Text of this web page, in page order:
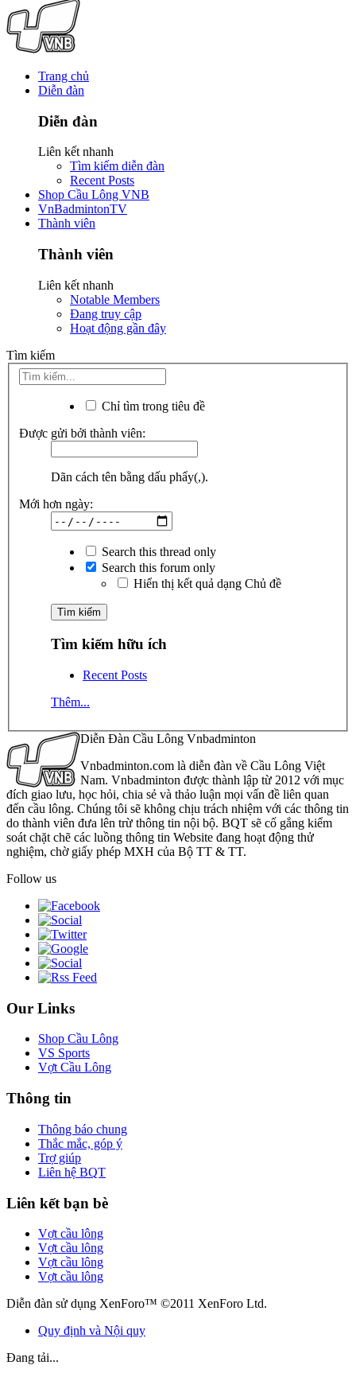
Trang chủ
Diễn đàn
Diễn đàn
Liên kết nhanh
Tìm kiếm diễn đàn
Recent Posts
Shop Cầu Lông VNB
VnBadmintonTV
Thành viên
Thành viên
Liên kết nhanh
Notable Members
Đang truy cập
Hoạt động gần đây
Tìm kiếm
Chỉ tìm trong tiêu đề
Được gửi bởi thành viên:
Dãn cách tên bằng dấu phẩy(,).
Mới hơn ngày:
Search this thread only
Search this forum only
Hiển thị kết quả dạng Chủ đề
Tìm kiếm hữu ích
Recent Posts
Thêm...
Diễn Đàn Cầu Lông Vnbadminton
Vnbadminton.com là diễn đàn về Cầu Lông Việt
Nam. Vnbadminton được thành lập từ 2012 với mục
đích giao lưu, học hỏi, chia sẻ và thảo luận mọi vấn đề liên quan
đến cầu lông. Chúng tôi sẽ không chịu trách nhiệm với các thông tin
do thành viên đưa lên trừ thông tin nội bộ. BQT sẽ cố gắng kiểm
soát chặt chẽ các luồng thông tin Website đang hoạt động thử
nghiệm, chờ giấy phép MXH của Bộ TT & TT.
Follow us
Our Links
Shop Cầu Lông
VS Sports
Vợt Cầu Lông
Thông tin
Thông báo chung
Thắc mắc, góp ý
Trợ giúp
Liên hệ BQT
Liên kết bạn bè
Vợt cầu lông
Vợt cầu lông
Vợt cầu lông
Vợt cầu lông
Diễn đàn sử dụng XenForo™ ©2011 XenForo Ltd.
Quy định và Nội quy
Đang tải...